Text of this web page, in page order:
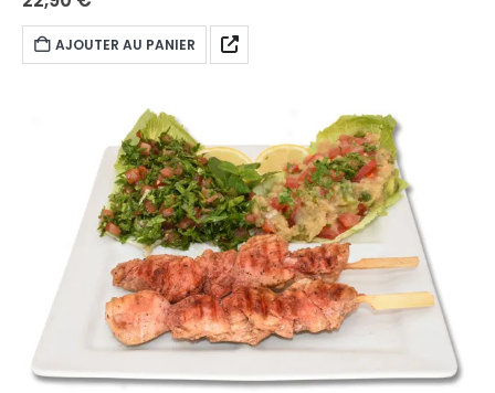
AJOUTER AU PANIER